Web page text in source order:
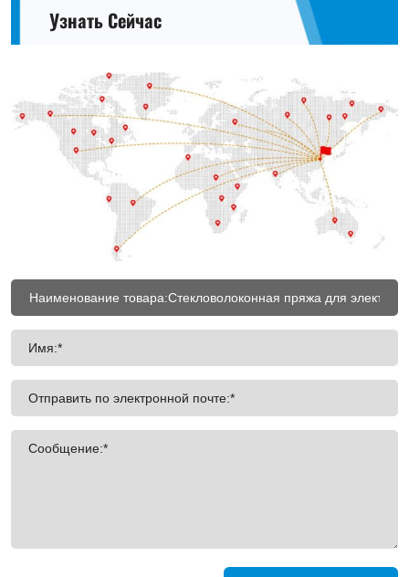
Узнать Сейчас
Имя:*
Отправить по электронной почте:*
Сообщение:*